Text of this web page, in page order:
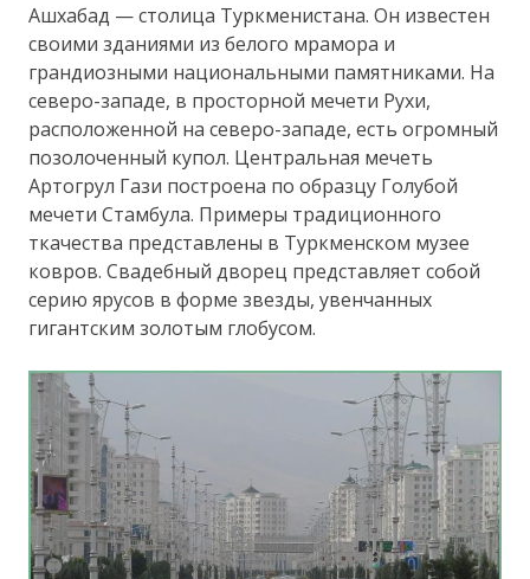
Ашхабад — столица Туркменистана. Он известен
своими зданиями из белого мрамора и
грандиозными национальными памятниками. На
северо-западе, в просторной мечети Рухи,
расположенной на северо-западе, есть огромный
позолоченный купол. Центральная мечеть
Артогрул Гази построена по образцу Голубой
мечети Стамбула. Примеры традиционного
ткачества представлены в Туркменском музее
ковров. Свадебный дворец представляет собой
серию ярусов в форме звезды, увенчанных
гигантским золотым глобусом.